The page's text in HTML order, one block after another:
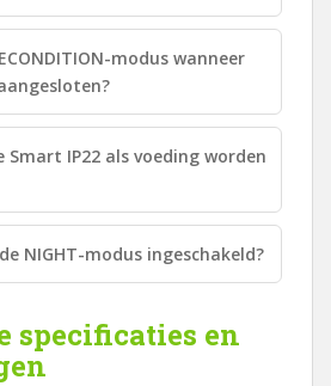
modus wanneer
Smart IP22 als voeding worden
NIGHT-modus ingeschakeld?
specificaties en